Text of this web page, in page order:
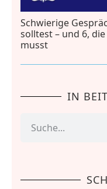
Schwierige
solltest – und 6,
musst
IN